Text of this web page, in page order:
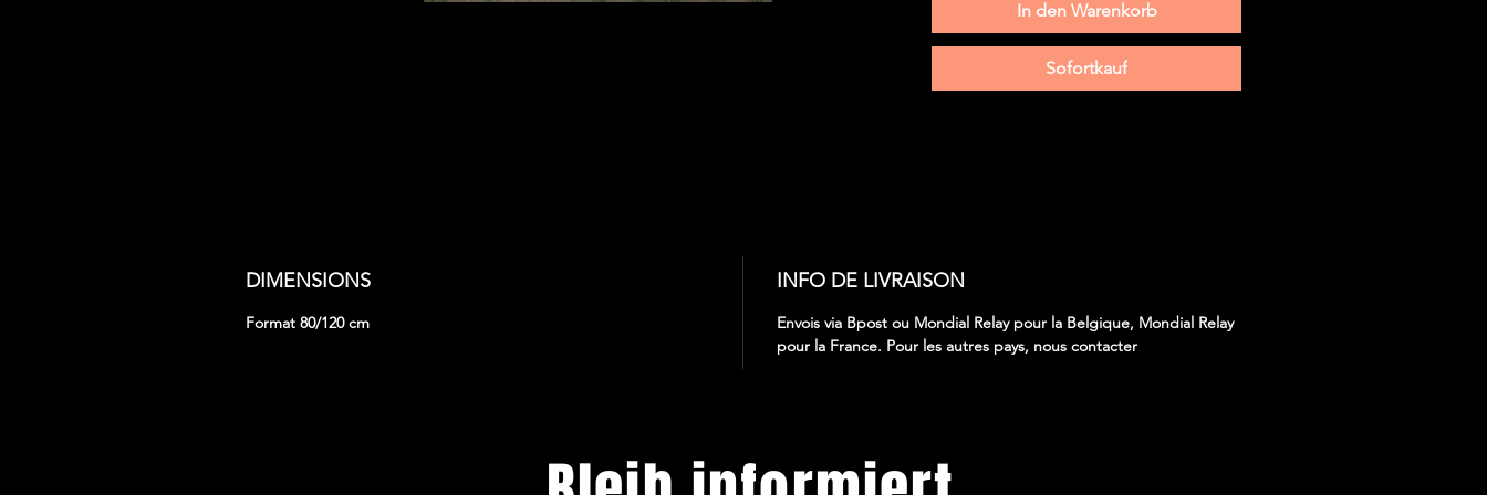
In den Warenkorb
Sofortkauf
DIMENSIONS
Format 80/120 cm
INFO DE LIVRAISON
Envois via Bpost ou Mondial Relay pour la Belgique, Mondial Relay
pour la France. Pour les autres pays, nous contacter